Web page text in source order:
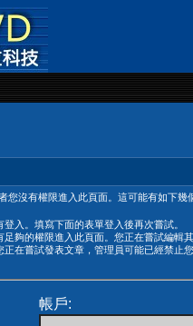
您沒有權限進入此頁面。這可能有如下幾
登入。填寫下面的表單登入後再次嘗試。
足夠的權限進入此頁面。您正在嘗試編輯
正在嘗試發表文章，管理員可能已經禁止
帳戶: